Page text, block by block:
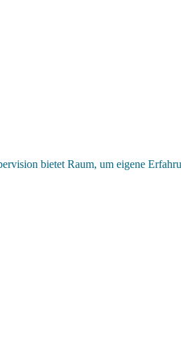
bietet Raum, um eigene